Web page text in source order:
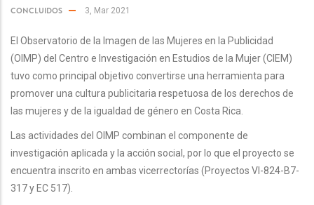
CONCLUIDOS 3, Mar 2021
El Observatorio de la Imagen de las Mujeres en la Publicidad
(OIMP) del Centro e Investigación en Estudios de la Mujer (CIEM)
tuvo como principal objetivo convertirse una herramienta para
promover una cultura publicitaria respetuosa de los derechos de
las mujeres y de la igualdad de género en Costa Rica.
Las actividades del OIMP combinan el componente de
investigación aplicada y la acción social, por lo que el proyecto se
encuentra inscrito en ambas vicerrectorías (Proyectos VI-824-B7-
317 y EC 517).